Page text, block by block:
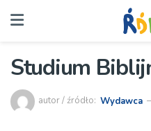
Studium
autor / źródło: Wydawca